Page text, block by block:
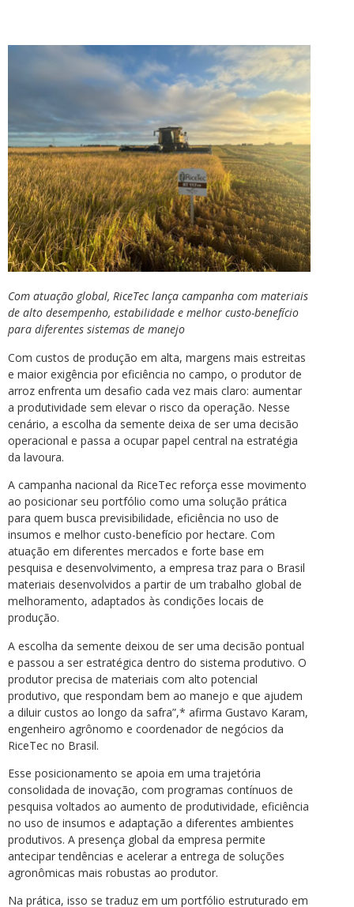
Com atuação global, RiceTec lança campanha com materiais
de alto desempenho, estabilidade e melhor custo-benefício
para diferentes sistemas de manejo
Com custos de produção em alta, margens mais estreitas
e maior exigência por eficiência no campo, o produtor de
arroz enfrenta um desafio cada vez mais claro: aumentar
a produtividade sem elevar o risco da operação. Nesse
cenário, a escolha da semente deixa de ser uma decisão
operacional e passa a ocupar papel central na estratégia
da lavoura.
A campanha nacional da RiceTec reforça esse movimento
ao posicionar seu portfólio como uma solução prática
para quem busca previsibilidade, eficiência no uso de
insumos e melhor custo-benefício por hectare. Com
atuação em diferentes mercados e forte base em
pesquisa e desenvolvimento, a empresa traz para o Brasil
materiais desenvolvidos a partir de um trabalho global de
melhoramento, adaptados às condições locais de
produção.
A escolha da semente deixou de ser uma decisão pontual
e passou a ser estratégica dentro do sistema produtivo. O
produtor precisa de materiais com alto potencial
produtivo, que respondam bem ao manejo e que ajudem
a diluir custos ao longo da safra”,* afirma Gustavo Karam,
engenheiro agrônomo e coordenador de negócios da
RiceTec no Brasil.
Esse posicionamento se apoia em uma trajetória
consolidada de inovação, com programas contínuos de
pesquisa voltados ao aumento de produtividade, eficiência
no uso de insumos e adaptação a diferentes ambientes
produtivos. A presença global da empresa permite
antecipar tendências e acelerar a entrega de soluções
agronômicas mais robustas ao produtor.
Na prática, isso se traduz em um portfólio estruturado em